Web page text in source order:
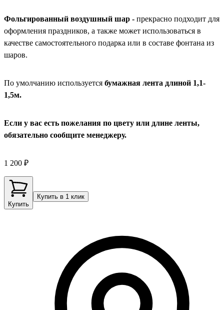
Фольгированный воздушный шар - прекрасно подходит для
оформления праздников, а также может использоваться в
качестве самостоятельного подарка или в составе фонтана из
шаров.
По умолчанию используется бумажная лента длиной 1,1-
1,5м.
Если у вас есть пожелания по цвету или длине ленты,
обязательно сообщите менеджеру.
1 200 ₽
Купить
Купить в 1 клик